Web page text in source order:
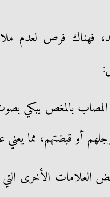
فهناك فرص لعدم
المصاب بالمغص يبكي
أو قبضتهم، مما يعني
العلامات الأخرى